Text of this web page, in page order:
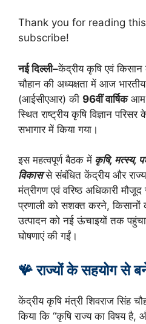
Thank you for reading
subscribe!
नई दिल्ली–केंद्रीय कृषि एवं किसान
चौहान की अध्यक्षता में आज
(आईसीएआर) की 96वीं वार्षिकआम
स्थित राष्ट्रीय कृषि विज्ञान
सभागार में किया गया।
इस महत्वपूर्ण बैठक में कृषि, मत्स्य,
विकास से संबंधित केंद्रीय और
मंत्रीगण एवं वरिष्ठ अधिकारी
प्रणाली को सशक्त करने, किसानों
उत्पादन को नई ऊंचाइयों तक
घोषणाएं की गईं।
🪸 राज्यों के सहयोग से
केंद्रीय कृषि मंत्री शिवराज सिंह
किया कि “कृषि राज्य का विषय